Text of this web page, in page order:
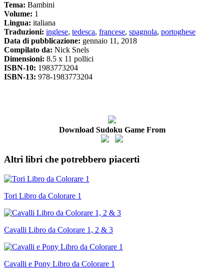
Tema: Bambini
Volume: 1
Lingua: italiana
Traduzioni: inglese, tedesca, francese, spagnola, portoghese
Data di pubblicazione: gennaio 11, 2018
Compilato da: Nick Snels
Dimensioni: 8.5 x 11 pollici
ISBN-10: 1983773204
ISBN-13: 978-1983773204
Download Sudoku Game From
Altri libri che potrebbero piacerti
Tori Libro da Colorare 1
Cavalli Libro da Colorare 1, 2 & 3
Cavalli e Pony Libro da Colorare 1